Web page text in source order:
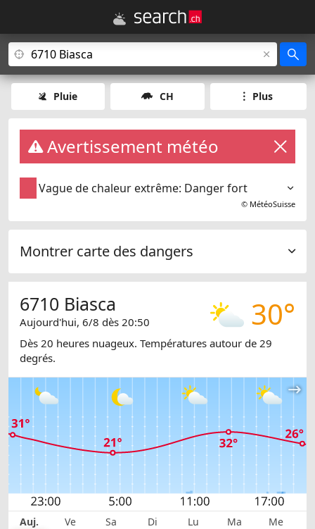
Pluie CH Plus
Avertissement météo
Vague de chaleur extrême: Danger fort
© MétéoSuisse
Montrer carte des dangers
30°
6710 Biasca
Aujourd'hui, 6/8 dès 20:50
Dès 20 heures nuageux. Températures autour de 29
degrés.
Auj. Ve Sa Di Lu Ma Me